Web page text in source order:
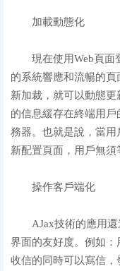
加載動態化
現在使用Web頁面
的系統響應和流暢的
新加裁，就可以動態
的信息緩存在終端用戶
務器。也就是說，當
新配置頁面，用戶無須
操作客戶端化
AJax技術的應用還
界面的友好度。例如：
收信的同時可以寫信